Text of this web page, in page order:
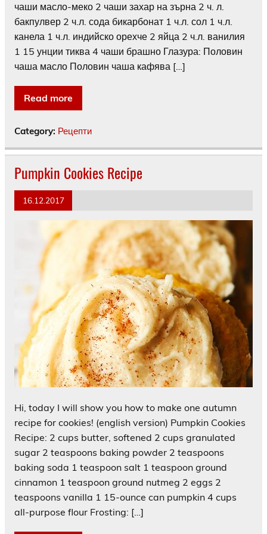
чаши масло-меко 2 чаши захар на зърна 2 ч. л.
бакпулвер 2 ч.л. сода бикарбонат 1 ч.л. сол 1 ч.л.
канела 1 ч.л. индийско орехче 2 яйца 2 ч.л. ванилия
1 15 унции тиква 4 чаши брашно Глазура: Половин
чаша масло Половин чаша кафява […]
Read more
Category: Рецепти
Pumpkin Cookies Recipe
16.12.2017
Hi, today I will show you how to make one autumn
recipe for cookies! (english version) Pumpkin Cookies
Recipe: 2 cups butter, softened 2 cups granulated
sugar 2 teaspoons baking powder 2 teaspoons
baking soda 1 teaspoon salt 1 teaspoon ground
cinnamon 1 teaspoon ground nutmeg 2 eggs 2
teaspoons vanilla 1 15-ounce can pumpkin 4 cups
all-purpose flour Frosting: […]